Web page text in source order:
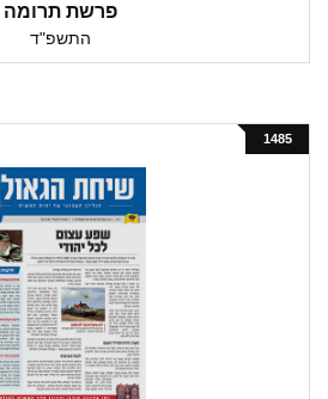
פרשת תרומה
התשפ"ד
1485